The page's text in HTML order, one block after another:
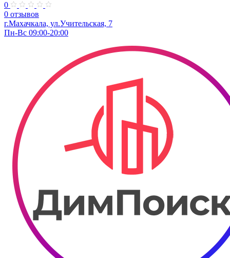
0
0 отзывов
г.Махачкала, ​ул.Учительская, 7
Пн-Вс 09:00-20:00